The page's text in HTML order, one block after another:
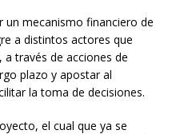
un mecanismo financiero de
a distintos actores que
través de acciones de
plazo y apostar al
la toma de decisiones.
el cual que ya se